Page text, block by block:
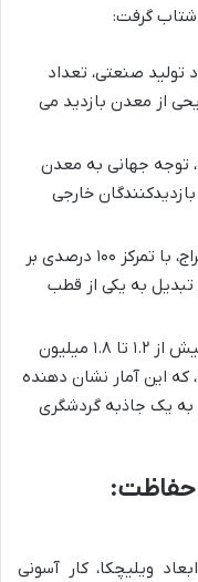
شتاب گرفت:
با وجود تولید صنعتی، تعداد
از معدن بازدید می
پس از ثبت در یونسکو در سال ۱۹۷۸، توجه جهانی به معدن
خارجی
بعد از سال ۱۹۹۶ و توقف کامل استخراج، با تمرکز ۱۰۰ درصدی بر
تبدیل به یکی از قطب
امروزه، معدن نمک ویلیچکا سالانه بیش از ۱.۲ تا ۱.۸ میلیون
که این آمار نشان دهنده
یک جاذبه گردشگری
ویلیچکا، کار آسونی